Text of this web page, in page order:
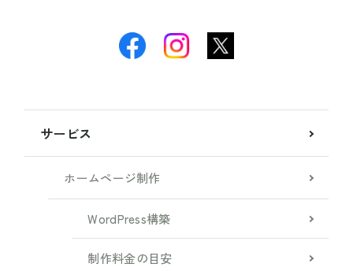
サービス
ホームページ制作
WordPress構築
制作料金の目安